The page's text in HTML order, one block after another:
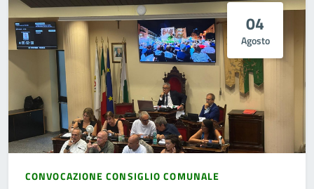
04
Agosto
CONVOCAZIONE CONSIGLIO COMUNALE